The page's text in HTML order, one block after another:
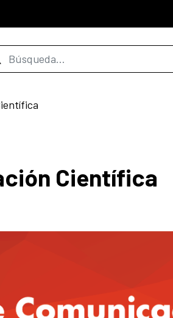
de búsqueda
Científica